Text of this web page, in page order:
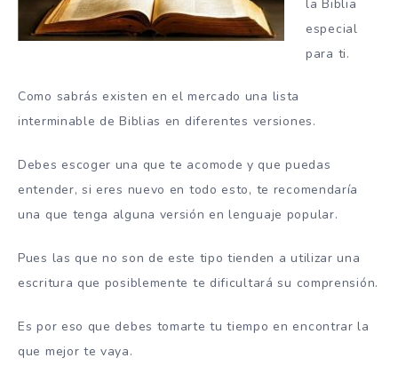
la Biblia
especial
para ti.
Como sabrás existen en el mercado una lista
interminable de Biblias en diferentes versiones.
Debes escoger una que te acomode y que puedas
entender, si eres nuevo en todo esto, te recomendaría
una que tenga alguna versión en lenguaje popular.
Pues las que no son de este tipo tienden a utilizar una
escritura que posiblemente te dificultará su comprensión.
Es por eso que debes tomarte tu tiempo en encontrar la
que mejor te vaya.